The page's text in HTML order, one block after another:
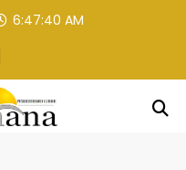
6:47:41 AM